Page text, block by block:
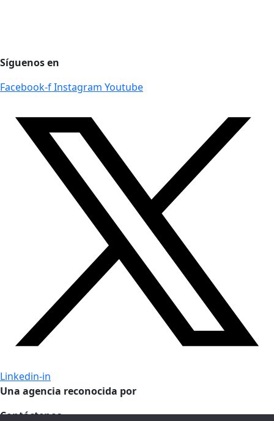
Síguenos en
Facebook-fInstagram Youtube
Linkedin-in
Una agencia reconocida por
Contáctenos